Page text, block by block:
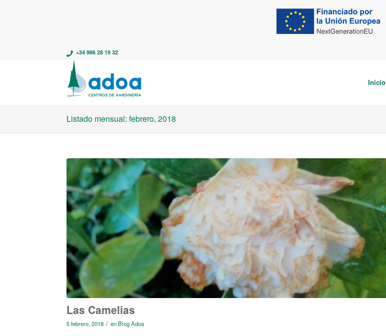
+34 986 28 19 32
Inicio
Listado mensual: febrero, 2018
Las Camelias
5 febrero, 2018 / enBlog Adoa